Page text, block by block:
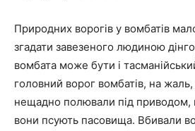
Природних ворогів у вомбатів
згадати завезеного людиною
вомбата може бути і
головний ворог вомбатів, на
нещадно полювали під приводом,
вони псують пасовища. Вбивали